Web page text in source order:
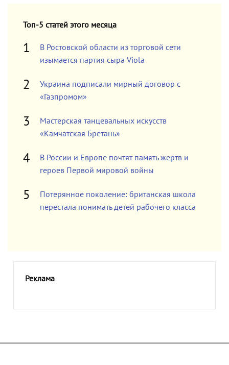
Топ-5 статей этого месяца
В Ростовской области из торговой сети
изымается партия сыра Viola
Украина подписали мирный договор с
«Газпромом»
Мастерская танцевальных искусств
«Камчатская Бретань»
В России и Европе почтят память жертв и
героев Первой мировой войны
Потерянное поколение: британская школа
перестала понимать детей рабочего класса
Реклама